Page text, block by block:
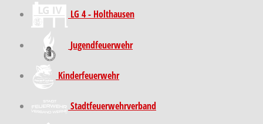
LG 4 - Holthausen
Jugendfeuerwehr
Kinder­feuer­wehr
Stadt­feuer­wehr­verband